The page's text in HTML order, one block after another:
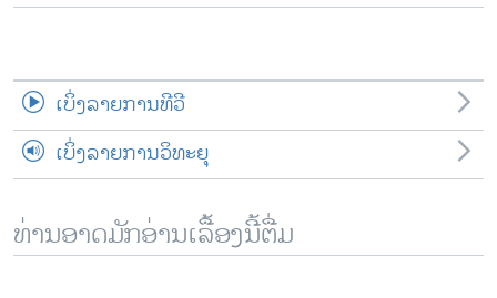
ເບິ່ງລາຍການທີວີ
ເບິ່ງລາຍການວິທະຍຸ
ທ່ານອາດມັກອ່ານເລື້ອງນີ້ຕື່ມ